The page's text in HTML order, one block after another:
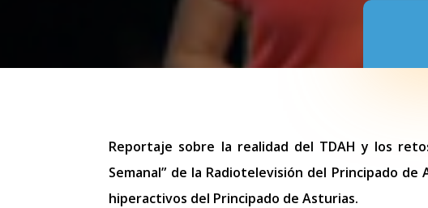
Reportaje sobre la realidad del TDAH y los
Semanal” de la Radiotelevisión del Principado
hiperactivos del Principado de Asturias.